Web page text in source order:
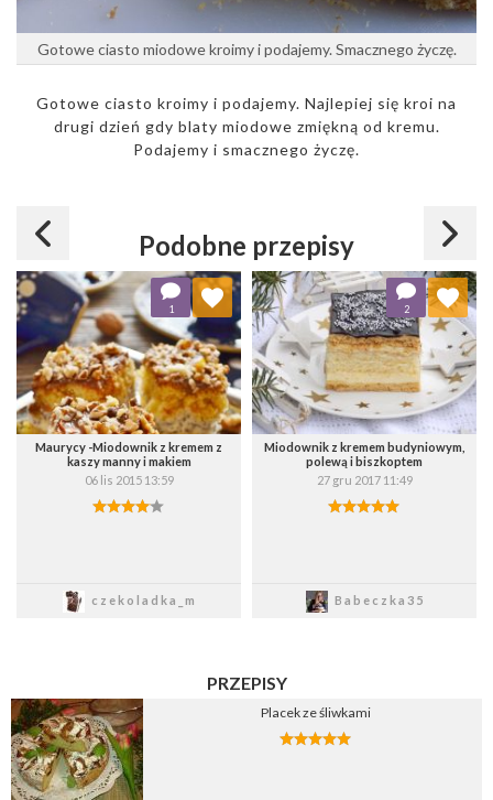
Gotowe ciasto miodowe kroimy i podajemy. Smacznego życzę.
Gotowe ciasto kroimy i podajemy. Najlepiej się kroi na
drugi dzień gdy blaty miodowe zmiękną od kremu.
Podajemy i smacznego życzę.
Podobne przepisy
Maurycy -Miodownik z kremem z
kaszy manny i makiem
06 lis 2015 13:59
czekoladka_m
1
Dodaj do ulubionych
Wybierz listę:
Miodownik z kremem budyniowym,
polewą i biszkoptem
27 gru 2017 11:49
Babeczka35
2
Dodaj do ulubionych
Wybierz listę:
PRZEPISY
Placek ze śliwkami